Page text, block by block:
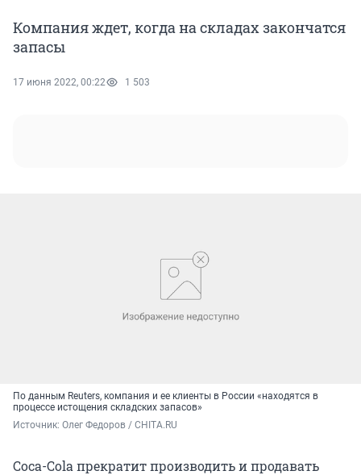
Компания ждет, когда на складах закончатся
запасы
17 июня 2022, 00:22 1 503
По данным Reuters, компания и ее клиенты в России «находятся в
процессе истощения складских запасов»
Источник: Олег Федоров / CHITA.RU
Coca-Cola прекратит производить и продавать